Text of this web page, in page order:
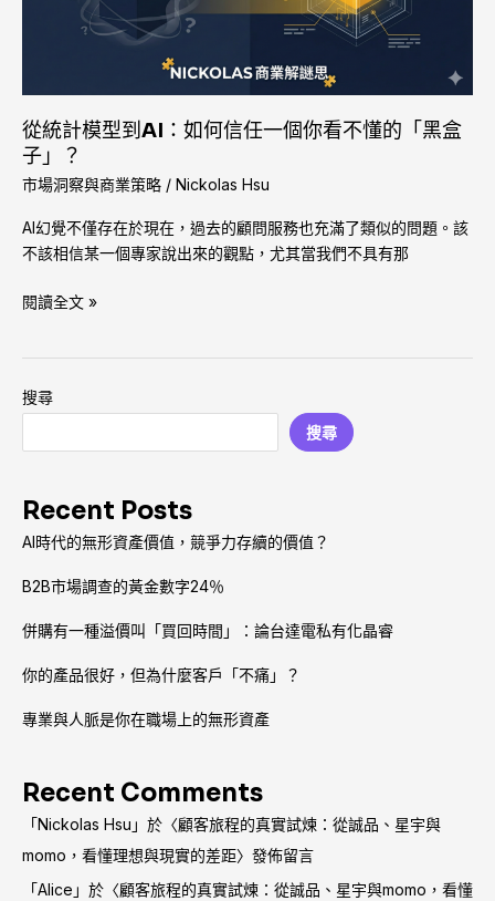
從統計模型到AI：如何信任一個你看不懂的「黑盒
子」？
市場洞察與商業策略 / Nickolas Hsu
AI幻覺不僅存在於現在，過去的顧問服務也充滿了類似的問題。該
不該相信某一個專家說出來的觀點，尤其當我們不具有那
任
一
個
看
不
懂
的
子」？
閱讀全文 »
搜尋
搜尋
Recent Posts
AI時代的無形資產價值，競爭力存續的價值？
B2B市場調查的黃金數字24％
併購有一種溢價叫「買回時間」：論台達電私有化晶睿
你的產品很好，但為什麼客戶「不痛」？
專業與人脈是你在職場上的無形資產
Recent Comments
「Nickolas Hsu 」於〈顧客旅程的真實試煉：從誠品、星宇與
momo，看懂理想與現實的差距〉發佈留言
「Alice 」於〈顧客旅程的真實試煉：從誠品、星宇與momo，看懂